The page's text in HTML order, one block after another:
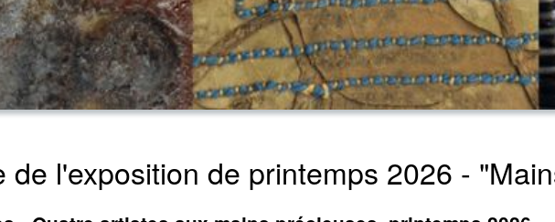
de l'exposition de printemps 2026 -